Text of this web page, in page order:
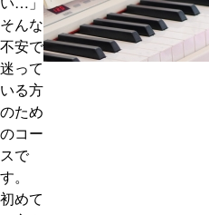
そんな
不安で
迷って
いる方
のため
のコー
スで
す。
初めて